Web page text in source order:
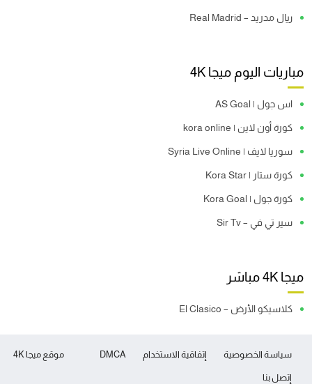
ريال مدريد – Real Madrid
مباريات اليوم ميجا 4K
اس جول | AS Goal
كورة أون لاين | kora online
سوريا لايف | Syria Live Online
كورة ستار | Kora Star
كورة جول | Kora Goal
سير تي في – Sir Tv
ميجا 4K مباشر
كلاسيكو الأرض – El Clasico
موقع ميجا 4K سياسة الخصوصية إتفاقية الاستخدام DMCA
إتصل بنا